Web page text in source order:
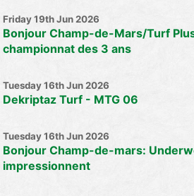
Friday 19th Jun 2026
Bonjour Champ-de-Mars/Turf
championnat des 3 ans
Tuesday 16th Jun 2026
Dekriptaz Turf - MTG 06
Tuesday 16th Jun 2026
Bonjour Champ-de-mars:
impressionnent